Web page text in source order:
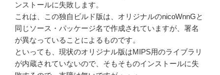
ンストールに失敗します。
これは、この独自ビルド版は、オリジナルのnicoWnnGと
同じソース・パッケージ名で作成されていますが、署名
が異なっていることによるものです。
といっても、現状のオリジナル版はMIPS用のライブラリ
が内蔵されていないので、そもそものインストールに失